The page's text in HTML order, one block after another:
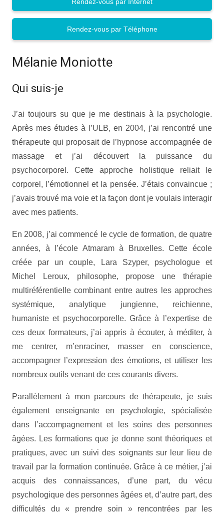
Mélanie Moniotte
Qui suis-je
J’ai toujours su que je me destinais à la psychologie.
Après mes études à l’ULB, en 2004, j’ai rencontré une
thérapeute qui proposait de l’hypnose accompagnée de
massage et j’ai découvert la puissance du
psychocorporel. Cette approche holistique reliait le
corporel, l’émotionnel et la pensée. J’étais convaincue ;
j’avais trouvé ma voie et la façon dont je voulais interagir
avec mes patients.
En 2008, j’ai commencé le cycle de formation, de quatre
années, à l’école Atmaram à Bruxelles. Cette école
créée par un couple, Lara Szyper, psychologue et
Michel Leroux, philosophe, propose une thérapie
multiréférentielle combinant entre autres les approches
systémique, analytique jungienne, reichienne,
humaniste et psychocorporelle. Grâce à l’expertise de
ces deux formateurs, j’ai appris à écouter, à méditer, à
me centrer, m’enraciner, masser en conscience,
accompagner l’expression des émotions, et utiliser les
nombreux outils venant de ces courants divers.
Parallèlement à mon parcours de thérapeute, je suis
également enseignante en psychologie, spécialisée
dans l’accompagnement et les soins des personnes
âgées. Les formations que je donne sont théoriques et
pratiques, avec un suivi des soignants sur leur lieu de
travail par la formation continuée. Grâce à ce métier, j’ai
acquis des connaissances, d’une part, du vécu
psychologique des personnes âgées et, d’autre part, des
difficultés du « prendre soin » rencontrées par les
Rendez-vous par Téléphone